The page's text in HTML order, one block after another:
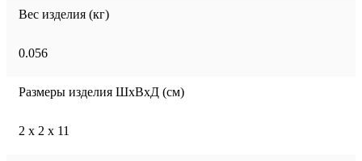
Вес изделия (кг)
0.056
Размеры изделия ШхВхД (см)
2 х 2 х 11